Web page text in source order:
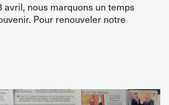
avril, nous marquons un temps
Pour renouveler notre